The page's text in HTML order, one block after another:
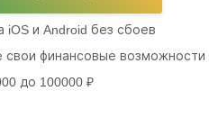
iOS и Android без сбоев
свои финансовые возможности
до 100000 ₽